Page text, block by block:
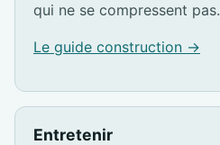
qui ne se compressent pas.
Le guide construction →
Entretenir